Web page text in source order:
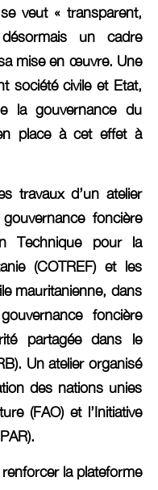
veut « transparent,
un cadre
mise en œuvre. Une
société civile et Etat,
la gouvernance du
place à cet effet à
travaux d’un atelier
foncière
Technique pour la
(COTREF) et les
mauritanienne, dans
foncière
partagée dans le
Un atelier organisé
des nations unies
(FAO) et l’Initiative
la plateforme